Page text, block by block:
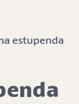
estupenda